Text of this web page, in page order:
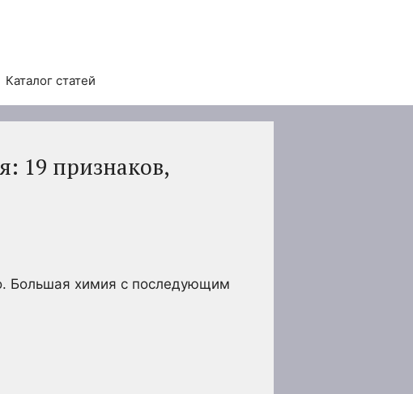
Каталог статей
19 признаков,
Большая химия с последующим